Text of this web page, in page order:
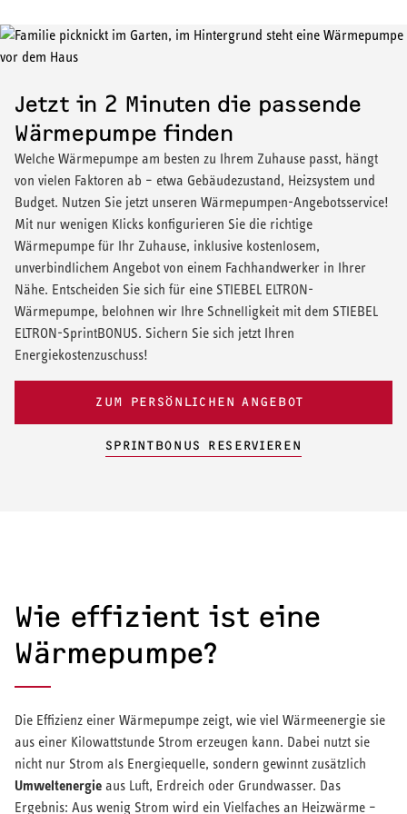
(Vorlauftemperatur), desto effizienter arbeitet die Anlage. Je
geringer dieser Temperaturunterschied ist, desto weniger stark
Temperaturniveau für das Heizsystem zu erreichen, wodurch der
Stromverbrauch des Kompressors sinkt.
Im Jahresverlauf kann die Effizienz einer Wärmepumpe in
Abhängigkeit zur Wärmequelle und zum Modell schwanken.
Während die Außentemperatur in unseren Breitengraden über
das Jahr stark schwankt, bleibt die Temperatur im Erdreich ab
einer bestimmten Tiefe auf einem relativ konstanten Niveau über
dem Gefrierpunkt.
Das Verteilsystem: Die Rohre und die eigentlichen
Fußbodenheizung) oder Heizkörper.
Speichersysteme: Der Warmwasserspeicher (Trinkwasser)
und ggf. ein Pufferspeicher (Heizwasser).
Jetzt in 2 Minuten die passende
Wärmepumpe finden
Welche Wärmepumpe am besten zu Ihrem Zuhause passt, hängt
von vielen Faktoren ab – etwa Gebäudezustand, Heizsystem und
Budget. Nutzen Sie jetzt unseren Wärmepumpen-Angebotsservice!
Mit nur wenigen Klicks konfigurieren Sie die richtige
Wärmepumpe für Ihr Zuhause, inklusive kostenlosem,
unverbindlichem Angebot von einem Fachhandwerker in Ihrer
Nähe. Entscheiden Sie sich für eine STIEBEL ELTRON-
Wärmepumpe, belohnen wir Ihre Schnelligkeit mit dem STIEBEL
ELTRON-SprintBONUS. Sichern Sie sich jetzt Ihren
Energiekostenzuschuss!
ZUM PERSÖNLICHEN ANGEBOT
SPRINTBONUS RESERVIEREN
Wie effizient ist eine
Wärmepumpe?
Die Effizienz einer Wärmepumpe zeigt, wie viel Wärmeenergie sie
aus einer Kilowattstunde Strom erzeugen kann. Dabei nutzt sie
nicht nur Strom als Energiequelle, sondern gewinnt zusätzlich
Umweltenergie aus Luft, Erdreich oder Grundwasser. Das
Ergebnis: Aus wenig Strom wird ein Vielfaches an Heizwärme –